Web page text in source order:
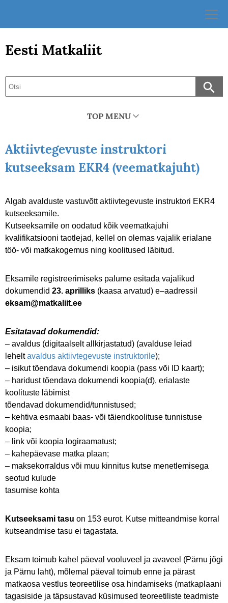
Eesti Matkaliit
TOP MENU
Aktiivtegevuste instruktori
kutseeksam EKR4 (veematkajuht)
Algab avalduste vastuvõtt aktiivtegevuste instruktori EKR4
kutseeksamile.
Kutseeksamile on oodatud kõik veematkajuhi
kvalifikatsiooni taotlejad, kellel on olemas vajalik erialane
töö- või matkakogemus ning koolitused läbitud.
Eksamile registreerimiseks palume esitada vajalikud
dokumendid 23. aprilliks (kaasa arvatud) e–aadressil
eksam@matkaliit.ee
Esitatavad dokumendid:
– avaldus (digitaalselt allkirjastatud) (avalduse leiad
leheltavaldus aktiivtegevuste instruktorile);
– isikut tõendava dokumendi koopia (pass või ID kaart);
– haridust tõendava dokumendi koopia(d), erialaste
koolituste läbimist
tõendavad dokumendid/tunnistused;
– kehtiva esmaabi baas- või täiendkoolituse tunnistuse
koopia;
– link või koopia logiraamatust;
– kahepäevase matka plaan;
– maksekorraldus või muu kinnitus kutse menetlemisega
seotud kulude
tasumise kohta
Kutseeksami tasu on 153 eurot. Kutse mitteandmise korral
kutseandmise tasu ei tagastata.
Eksam toimub kahel päeval vooluveel ja avaveel (Pärnu jõgi
ja Pärnu laht), mõlemal päeval toimub enne ja pärast
matkaosa vestlus teoreetilise osa hindamiseks (matkaplaani
tagasiside ja täpsustavad küsimused teoreetiliste teadmiste